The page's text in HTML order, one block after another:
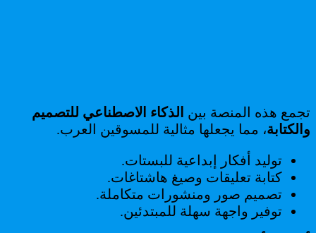
تجمع هذه المنصة بين الذكاء الاصطناعي للتصميم
والكتابة، مما يجعلها مثالية للمسوقين العرب.
توليد أفكار إبداعية للبستات.
كتابة تعليقات وصيغ هاشتاغات.
تصميم صور ومنشورات متكاملة.
توفير واجهة سهلة للمبتدئين.